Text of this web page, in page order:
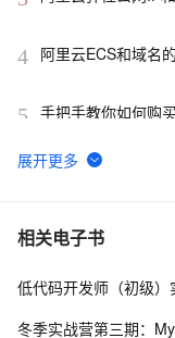
4 阿里云ECS和域名
5 手把手教你如何购
6
手把手教你搭建
7 使用Docker部署监
8 微信公众号本地开
相关电子书
低代码开发师（初级）
冬季实战营第三期：